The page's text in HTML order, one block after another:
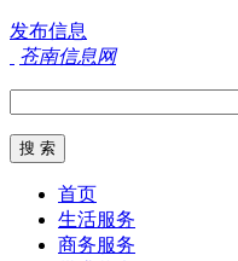
发布信息
苍南信息网
首页
生活服务
商务服务